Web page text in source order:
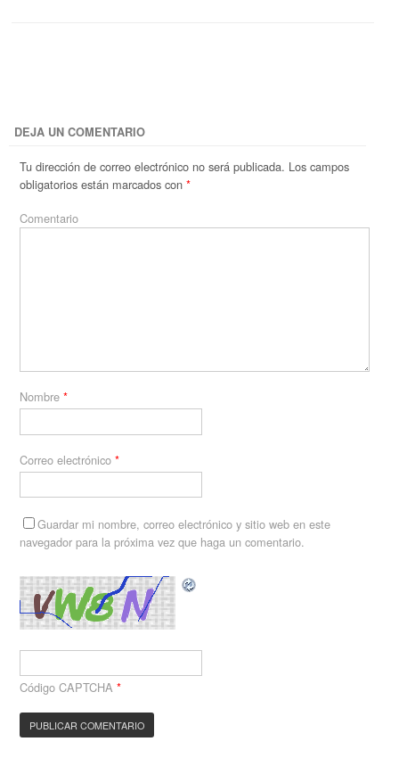
DEJA UN COMENTARIO
Tu dirección de correo electrónico no será publicada. Los campos
obligatorios están marcados con*
Comentario
Nombre*
Correo electrónico*
Guardar mi nombre, correo electrónico y sitio web en este
navegador para la próxima vez que haga un comentario.
Código CAPTCHA *